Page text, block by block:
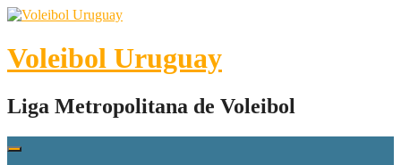
Skip
content
Voleibol Uruguay
Liga Metropolitana de Voleibol